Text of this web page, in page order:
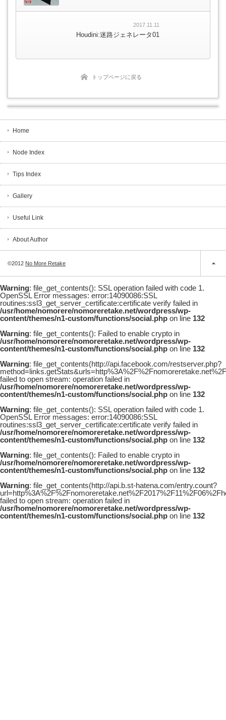
2017.11.11
Houdini:迷路ジェネレータ01
トップページに戻る
Home
Node Index
Tips Index
Gallery
Useful Link
About Author
©2012 No More Retake
Warning: file_get_contents(): SSL operation failed with code 1.
OpenSSL Error messages: error:14090086:SSL
routines:ssl3_get_server_certificate:certificate verify failed in
/usr/home/nomorere/nomoreretake.net/wordpress/wp-
content/themes/n1-custom/functions/social.php on line 132
Warning: file_get_contents(): Failed to enable crypto in
/usr/home/nomorere/nomoreretake.net/wordpress/wp-
content/themes/n1-custom/functions/social.php on line 132
Warning: file_get_contents(http://api.facebook.com/restserver.php?
failed to open stream: operation failed in
/usr/home/nomorere/nomoreretake.net/wordpress/wp-
content/themes/n1-custom/functions/social.php on line 132
Warning: file_get_contents(): SSL operation failed with code 1.
OpenSSL Error messages: error:14090086:SSL
routines:ssl3_get_server_certificate:certificate verify failed in
/usr/home/nomorere/nomoreretake.net/wordpress/wp-
content/themes/n1-custom/functions/social.php on line 132
Warning: file_get_contents(): Failed to enable crypto in
/usr/home/nomorere/nomoreretake.net/wordpress/wp-
content/themes/n1-custom/functions/social.php on line 132
Warning: file_get_contents(http://api.b.st-hatena.com/entry.count?
failed to open stream: operation failed in
/usr/home/nomorere/nomoreretake.net/wordpress/wp-
content/themes/n1-custom/functions/social.php on line 132